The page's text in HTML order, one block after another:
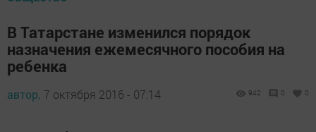
В Татарстане изменился порядок
назначения ежемесячного пособия на
ребенка
автор, 7 октября 2016 - 07:14 942 0 0